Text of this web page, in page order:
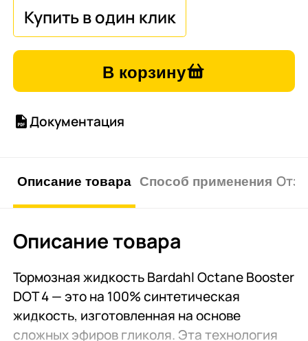
В корзину
Документация
Описание товара Способ применения
Описание товара
Тормозная жидкость Bardahl Octane Booster
DOT 4 — это на 100% синтетическая
жидкость, изготовленная на основе
сложных эфиров гликоля. Эта технология